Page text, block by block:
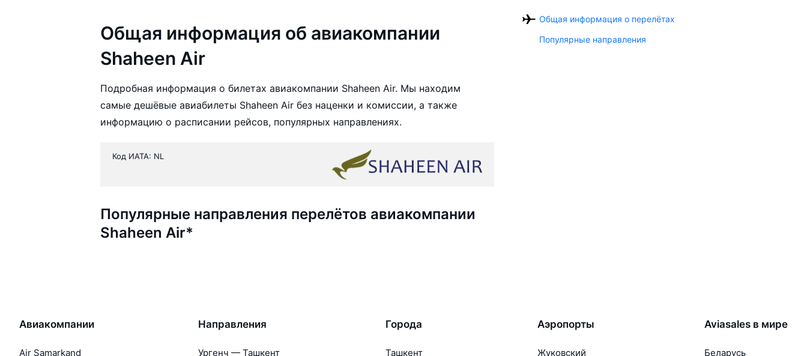
Общая информация об авиакомпании
Shaheen Air
Подробная информация о билетах авиакомпании Shaheen Air. Мы находим
самые дешёвые авиабилеты Shaheen Air без наценки и комиссии, а также
информацию о расписании рейсов, популярных направлениях.
Код ИАТА: NL
Популярные направления перелётов авиакомпании
Shaheen Air*
Общая информация о перелётах
Популярные направления
Авиакомпании
Air Samarkand
Направления
Ургенч — Ташкент
Города
Ташкент
Аэропорты
Жуковский
Aviasales в мире
Беларусь